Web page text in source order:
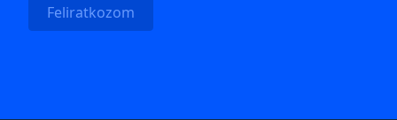
Feliratkozom